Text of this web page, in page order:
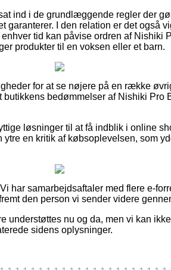
ind i de grundlæggende regler der
garanterer. I den relation er det også
tid kan påvise ordren af Nishiki
produkter til en voksen eller et barn.
for at se nøjere på en række
bedømmelser af Nishiki Pro
løsninger til at få indblik i online
en kritik af købsoplevelsen, som
har samarbejdsaftaler med flere e-
den person vi sender videre
understøttes nu og da, men vi kan
sidens oplysninger.